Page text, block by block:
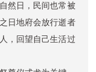
然日，民间也常被
日地府会放行逝者
，回望自己生活过